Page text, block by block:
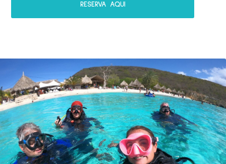
RESERVA AQUI